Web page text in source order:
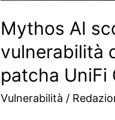
Mythos AI
vulnerabilità
patcha UniFi
Vulnerabilità /